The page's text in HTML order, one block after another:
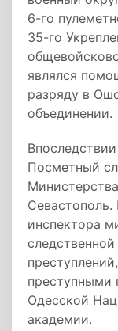
6-го
35-го
являлся
разряду в
объединении.
Посметный
Севастополь.
инспектора
преступными
Одесской
академии.